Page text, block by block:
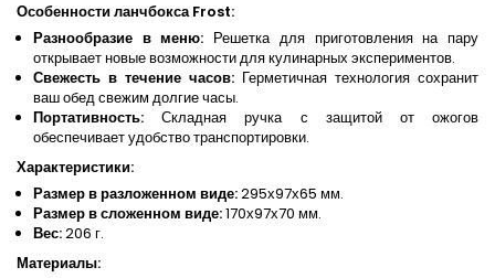
Особенности ланчбокса Frost:
Разнообразие в меню: Решетка для приготовления на пару
открывает новые возможности для кулинарных экспериментов.
Свежесть в течение часов: Герметичная технология сохранит
ваш обед свежим долгие часы.
Портативность: Складная ручка с защитой от ожогов
обеспечивает удобство транспортировки.
Характеристики:
Размер в разложенном виде:295х97х65 мм.
Размер в сложенном виде:170х97х70 мм.
Вес:206 г.
Материалы: